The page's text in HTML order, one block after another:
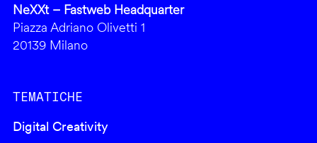
NeXXt – Fastweb Headquarter
Piazza Adriano Olivetti 1
20139 Milano
TEMATICHE
Digital Creativity